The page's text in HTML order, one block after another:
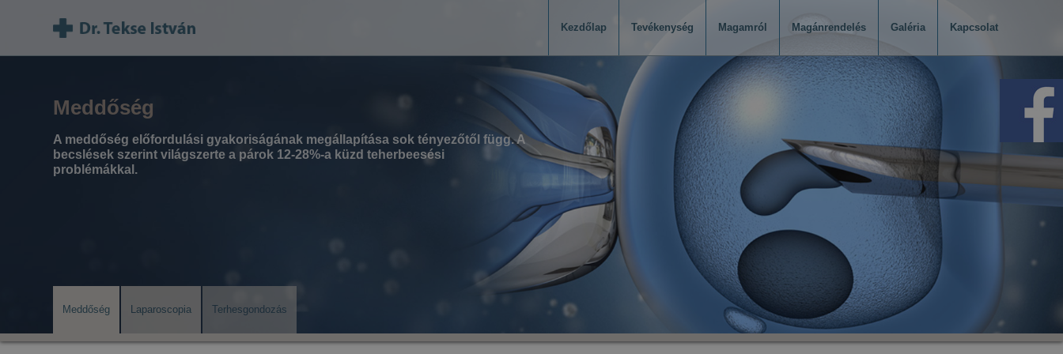
Kezdőlap Tevékenység Magamról Magánrendelés Galéria Kapcsolat
Meddőség
A meddőség előfordulási gyakoriságának megállapítása sok tényezőtől függ. A
becslések szerint világszerte a párok 12-28%-a küzd teherbeesési
problémákkal.
Meddőség Laparoscopia Terhesgondozás